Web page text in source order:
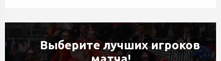
Выберите лучших игроков